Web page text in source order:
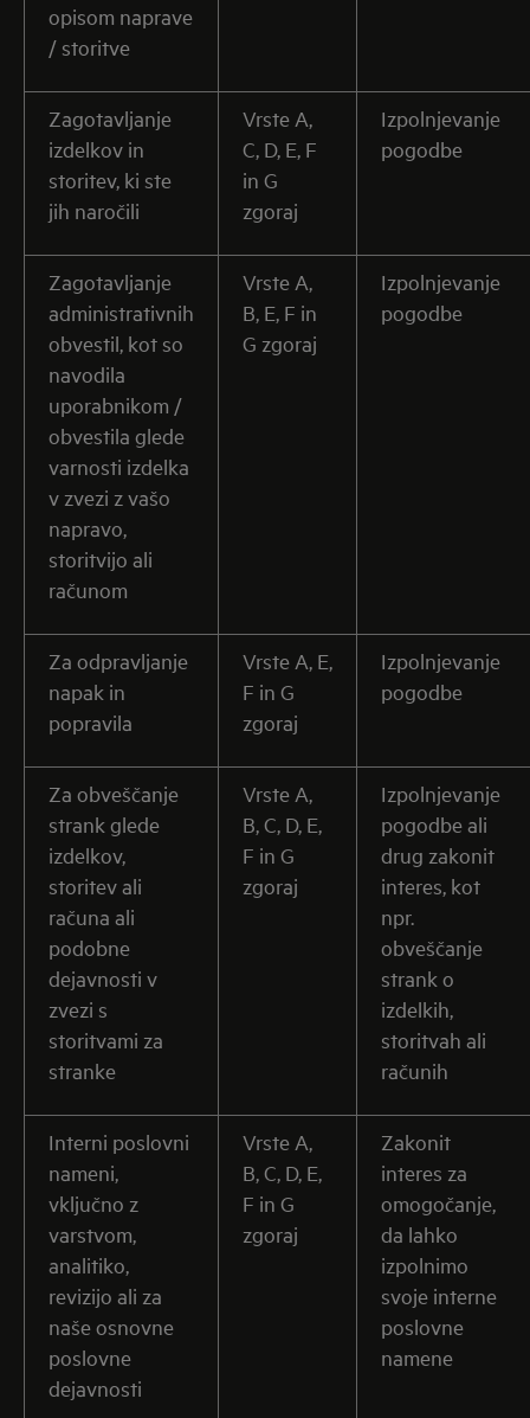
opisom naprave
/ storitve
Zagotavljanje
izdelkov in
storitev, ki ste
jih naročili
Vrste A,
C, D, E, F
in G
zgoraj
Izpolnjevanje
pogodbe
Zagotavljanje
administrativnih
obvestil, kot so
navodila
uporabnikom /
obvestila glede
varnosti izdelka
v zvezi z vašo
napravo,
storitvijo ali
računom
Vrste A,
B, E, F in
G zgoraj
Izpolnjevanje
pogodbe
Za odpravljanje
napak in
popravila
Vrste A, E,
F in G
zgoraj
Izpolnjevanje
pogodbe
Za obveščanje
strank glede
izdelkov,
storitev ali
računa ali
podobne
dejavnosti v
zvezi s
storitvami za
stranke
Vrste A,
B, C, D, E,
F in G
zgoraj
Izpolnjevanje
pogodbe ali
drug zakonit
interes, kot
npr.
obveščanje
strank o
izdelkih,
storitvah ali
računih
Interni poslovni
nameni,
vključno z
varstvom,
analitiko,
revizijo ali za
naše osnovne
poslovne
dejavnosti
Vrste A,
B, C, D, E,
F in G
zgoraj
Zakonit
interes za
omogočanje,
da lahko
izpolnimo
svoje interne
poslovne
namene